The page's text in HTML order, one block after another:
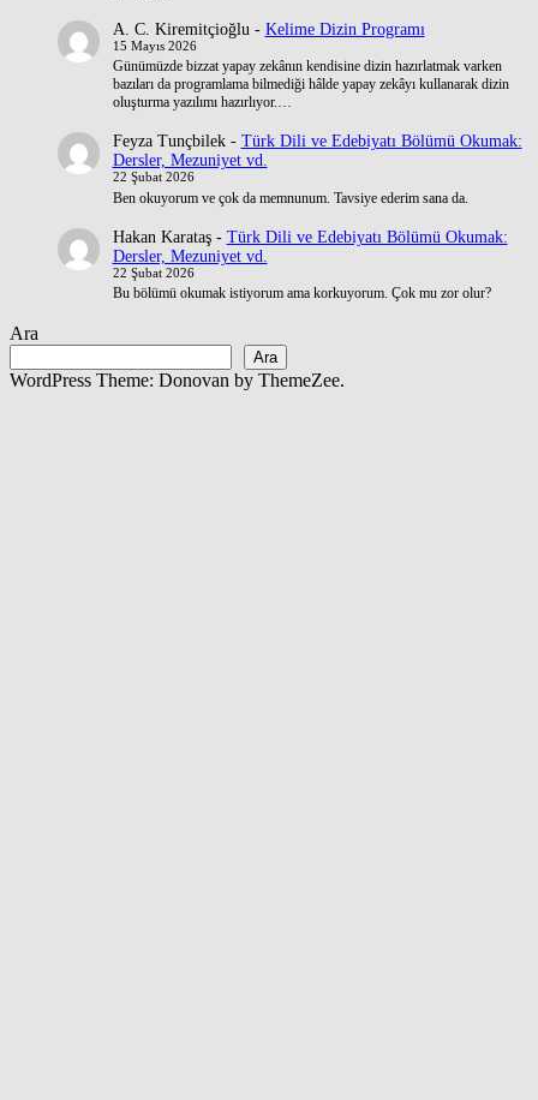
A. C. Kiremitçioğlu - Kelime Dizin Programı
15 Mayıs 2026
Günümüzde bizzat yapay zekânın kendisine dizin hazırlatmak varken
bazıları da programlama bilmediği hâlde yapay zekâyı kullanarak dizin
oluşturma yazılımı hazırlıyor.…
Feyza Tunçbilek- Türk Dili ve Edebiyatı Bölümü Okumak:
Dersler, Mezuniyet vd.
22 Şubat 2026
Ben okuyorum ve çok da memnunum. Tavsiye ederim sana da.
Hakan Karataş- Türk Dili ve Edebiyatı Bölümü Okumak:
Dersler, Mezuniyet vd.
22 Şubat 2026
Bu bölümü okumak istiyorum ama korkuyorum. Çok mu zor olur?
Ara
Ara
WordPress Theme: Donovan by ThemeZee.